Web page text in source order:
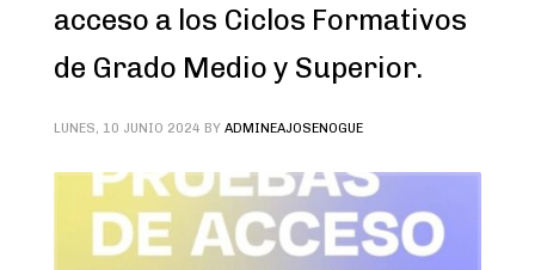
acceso a los Ciclos Formativos
de Grado Medio y Superior.
LUNES, 10 JUNIO 2024 BY ADMINEAJOSENOGUE